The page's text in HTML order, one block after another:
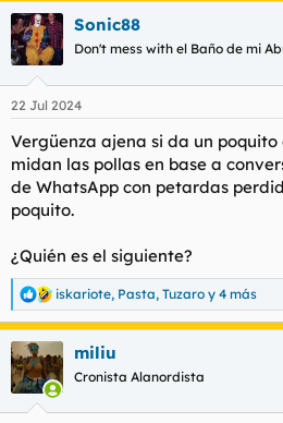
c
c
i
e
:
Sonic88
Don't mess with el Baño de mi
22 Jul 2024
Vergüenza ajena si da un poquito
midan las pollas en base a
de WhatsApp con petardas
poquito.
¿Quién es el siguiente?
R
e
a
c
c
i
iskariote, Pasta, Tuzaro y 4 más
miliu
Cronista Alanordista